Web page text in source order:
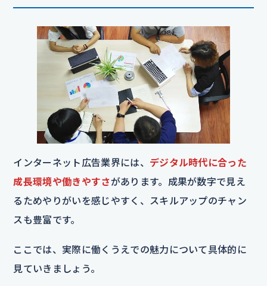
インターネット広告業界には、 デジタル時代に合った
成長環境や働きやすさがあります。成果が数字で見え
るためやりがいを感じやすく、スキルアップのチャン
スも豊富です。
ここでは、実際に働くうえでの魅力について具体的に
見ていきましょう。